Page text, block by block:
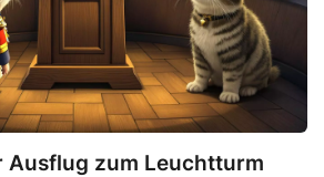
Ausflug zum Leuchtturm